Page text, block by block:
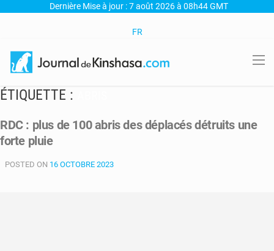
Dernière Mise à jour : 7 août 2026 à 08h44 GMT
FR
ÉTIQUETTE :
RDC : plus de 100 abris des déplacés détruits une
forte pluie
POSTED ON 16 OCTOBRE 2023